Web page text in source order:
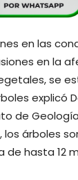
en las
en la
se
explicó
de Geología
árboles
hasta 12